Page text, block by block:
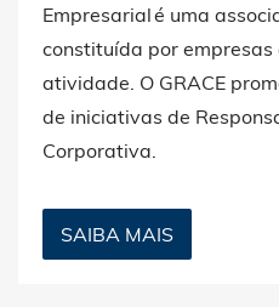
Empresarial é uma
constituída por empresas
atividade. O GRACE
de iniciativas de
Corporativa.
SAIBA MAIS